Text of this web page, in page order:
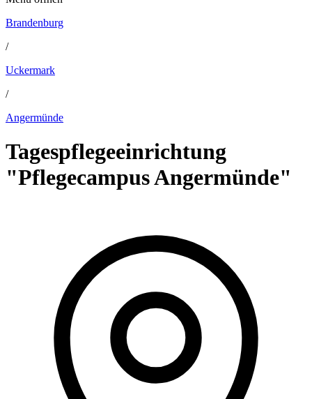
Brandenburg
/
Uckermark
/
Angermünde
Tagespflegeeinrichtung
"Pflegecampus Angermünde"